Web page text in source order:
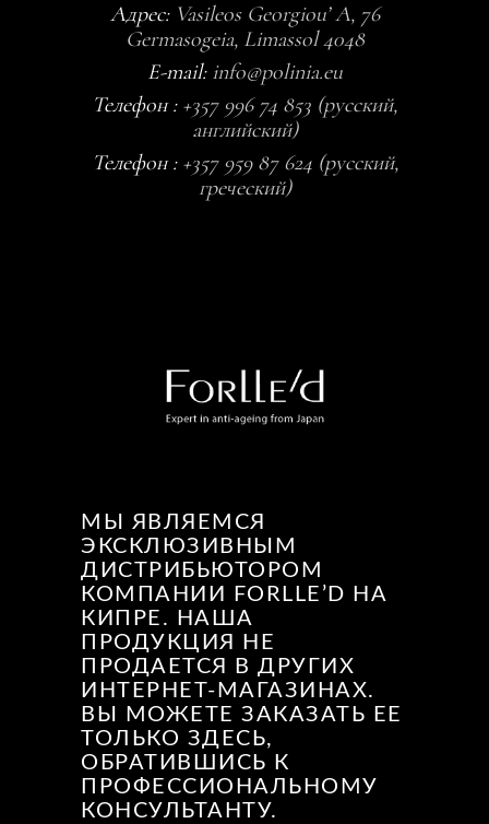
Адрес: Vasileos Georgiou’ A, 76
Germasogeia, Limassol 4048
E-mail: info@polinia.eu
Телефон : +357 996 74 853 (русский,
английский)
Телефон : +357 959 87 624 (русский,
греческий)
МЫ ЯВЛЯЕМСЯ
ЭКСКЛЮЗИВНЫМ
ДИСТРИБЬЮТОРОМ
КОМПАНИИ FORLLE’D НА
КИПРЕ. НАША
ПРОДУКЦИЯ НЕ
ПРОДАЕТСЯ В ДРУГИХ
ИНТЕРНЕТ-МАГАЗИНАХ.
ВЫ МОЖЕТЕ ЗАКАЗАТЬ ЕЕ
ТОЛЬКО ЗДЕСЬ,
ОБРАТИВШИСЬ К
ПРОФЕССИОНАЛЬНОМУ
КОНСУЛЬТАНТУ.